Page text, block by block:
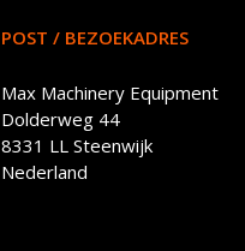
POST / BEZOEKADRES
Max Machinery Equipment
Dolderweg 44
8331 LL Steenwijk
Nederland